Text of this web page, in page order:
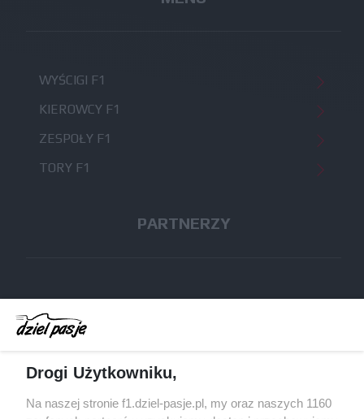
WYŚCIGI F1
KIEROWCY F1
ZESPOŁY F1
TORY F1
PARTNERZY
protipster.pl
ruletka online
Drogi Użytkowniku,
Na naszej stronie f1.dziel-pasje.pl, my oraz naszych 1160